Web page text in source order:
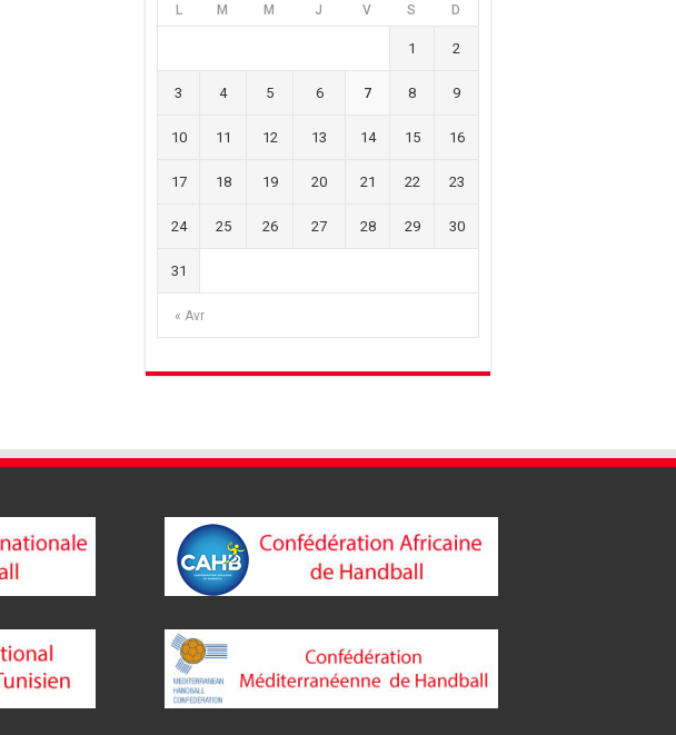
L M M J V S D
« Avr
1 2
3 4 5 6 7 8 9
10 11 12 13 14 15 16
17 18 19 20 21 22 23
24 25 26 27 28 29 30
31